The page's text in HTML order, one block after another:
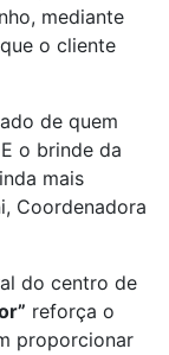
mediante
o cliente
de quem
o brinde da
mais
Coordenadora
do centro de
reforça o
proporcionar